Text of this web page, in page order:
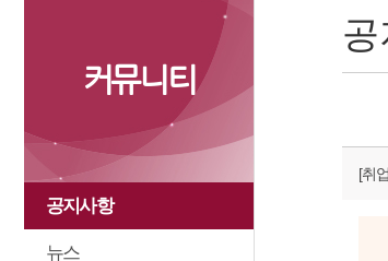
커뮤니티
공지사항
뉴스
[취